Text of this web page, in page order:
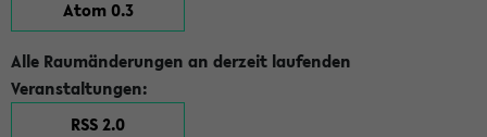
Atom 0.3
Alle Raumänderungen an derzeit laufenden
Veranstaltungen:
RSS 2.0